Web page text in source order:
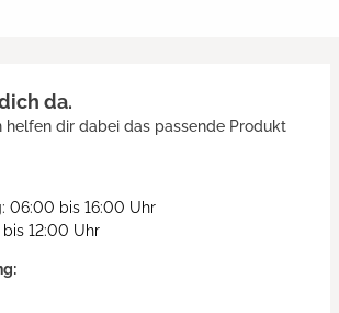
da.
helfen dir dabei das passende Produkt
06:00 bis 16:00 Uhr
12:00 Uhr